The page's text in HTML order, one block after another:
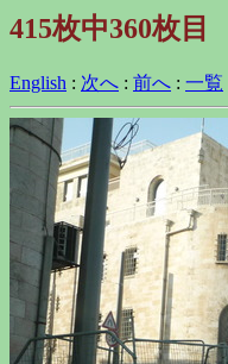
415枚中360枚目
English : 次へ : 前へ : 一覧